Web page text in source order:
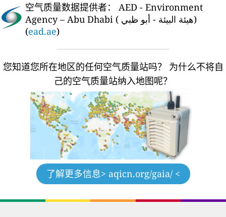
空气质量数据提供者：
AED - Environment
Agency – Abu Dhabi ( هيئة البيئة - أبو ظبي)
(ead.ae)
您知道您所在地区的任何空气质量站吗？
为什么不将自
己的空气质量站纳入地图呢？
了解更多信息> aqicn.org/gaia/ <